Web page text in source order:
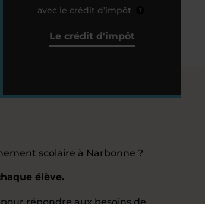
avec le crédit d’impôt ?
Le crédit d'impôt
scolaire à Narbonne ?
élève.